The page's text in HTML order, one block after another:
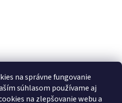
na správne fungovanie
súhlasom používame aj
na zlepšovanie webu a